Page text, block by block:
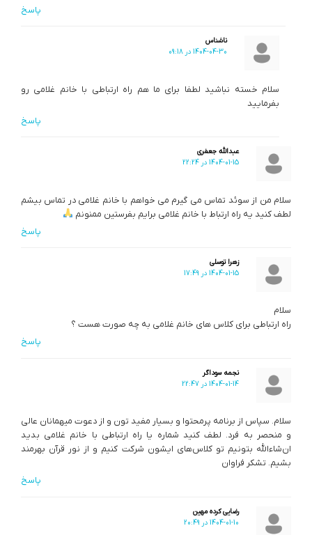
پاسخ
ناشناس
1404-04-30 در 09:18
سلام خسته نباشید لطفا برای ما هم راه ارتباطی با خانم غلامی رو
بفرمایید
پاسخ
عبدالله جعفری
1404-01-15 در 22:24
سلام من از سوئد تماس می گیرم می خواهم با خانم غلامی در تماس بیشم
لطف کنید یه راه ارتباط با خانم غلامی برایم بفرستین ممنونم
پاسخ
زهرا توسلی
1404-01-15 در 17:49
سلام
راه ارتباطی برای کلاس های خانم غلامی به چه صورت هست ؟
پاسخ
نجمه سوداگر
1404-01-14 در 22:47
سلام. سپاس از برنامه پرمحتوا و بسیار مفید تون و از دعوت میهمانان عالی
و منحصر به فرد. لطف کنید شماره یا راه ارتباطی با خانم غلامی بدید
ان‌شاءالله بتونیم تو کلاس‌های ایشون شرکت کنیم و از نور قرآن بهرمند
بشیم. تشکر فراوان
پاسخ
رضایی کرده مهین
1404-01-10 در 20:49